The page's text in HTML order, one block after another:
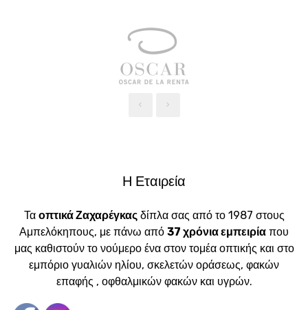
Η Εταιρεία
Τα οπτικά Ζαχαρέγκαςδίπλα σας από το 1987 στους
Αμπελόκηπους, με πάνω από 37 χρόνια εμπειρία που
μας καθιστούν το νούμερο ένα στον τομέα οπτικής και στο
εμπόριο γυαλιών ηλίου, σκελετών οράσεως, φακών
επαφής , οφθαλμικών φακών και υγρών.